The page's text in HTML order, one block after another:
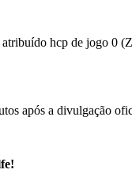
atribuído hcp de jogo 0
após a divulgação